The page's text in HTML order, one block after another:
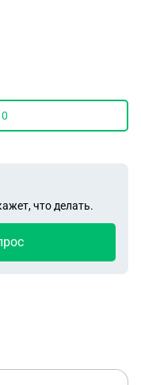
что делать.